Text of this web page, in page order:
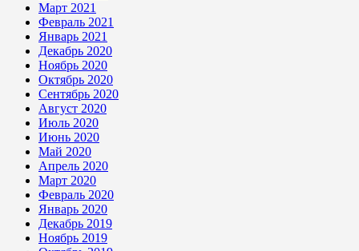
Март 2021
Февраль 2021
Январь 2021
Декабрь 2020
Ноябрь 2020
Октябрь 2020
Сентябрь 2020
Август 2020
Июль 2020
Июнь 2020
Май 2020
Апрель 2020
Март 2020
Февраль 2020
Январь 2020
Декабрь 2019
Ноябрь 2019